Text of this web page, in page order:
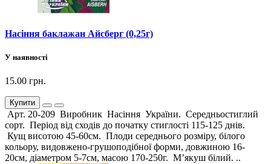
Насіння баклажан Айсберг (0,25г)
У наявності
15.00 грн.
Купити
Арт. 20-209 Виробник Насіння України. Середньостиглий
сорт. Період від сходів до початку стиглості 115-125 днів.
Кущ висотою 45-60см. Плоди середнього розміру, білого
кольору, видовжено-грушоподібної форми, довжиною 16-
20см, діаметром 5-7см, масою 170-250г. М’якуш білий. ..